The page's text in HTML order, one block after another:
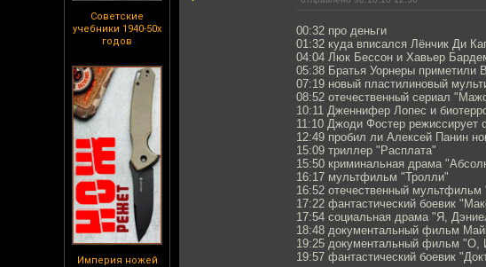
Советские
учебники 1940-50х
годов
Империя ножей
00:32 про деньги
01:32 куда вписался Лёнчик Ди
04:04 Люк Бессон и Хавьер
05:38 Братья Уорнеры приметили
07:19 новый пластилиновый
08:52 отечественный сериал
10:11 Дженнифер Лопес и
11:10 Джоди Фостер режиссирует
12:49 пробил ли Алексей Панин
15:09 триллер "Расплата"
15:50 криминальная драма
16:17 мультфильм "Тролли"
16:52 отечественный
17:22 фантастический боевик
17:54 социальная драма "Я,
18:48 документальный фильм
19:25 документальный фильм "О,
19:57 фантастический боевик